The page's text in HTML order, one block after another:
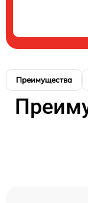
Преимущества